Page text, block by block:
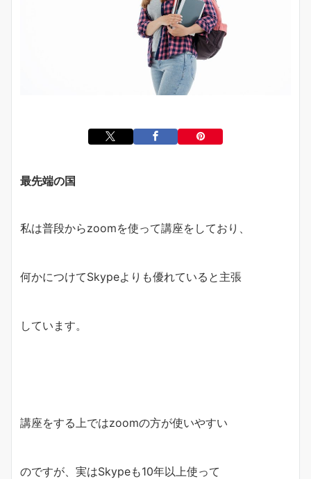
最先端の国
私は普段からzoomを使って講座をしており、
何かにつけてSkypeよりも優れていると主張
しています。
講座をする上ではzoomの方が使いやすい
のですが、実はSkypeも10年以上使って